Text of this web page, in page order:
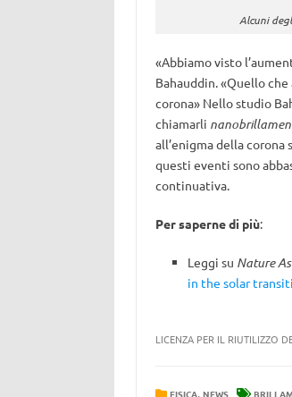
Alcuni
«Abbiamo visto
Bahauddin. «Quello
corona» Nello studio
chiamarli
all’enigma della
questi eventi sono
continuativa.
Per saperne di più:
Leggi su Nature
in the solar
LICENZA PER IL RIUTILIZZO
FISICA, NEWS